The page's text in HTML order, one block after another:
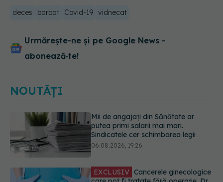
deces barbat Covid-19 vidnecat
Urmărește-ne și pe Google News -
abonează‑te!
NOUTĂȚI
EXCLUSIV Cancerele ginecologice
care pot fi tratate fără operație. Dr.
Sorin Bogdan (SANADOR): Chirurgia
06.08.2026, 19:05